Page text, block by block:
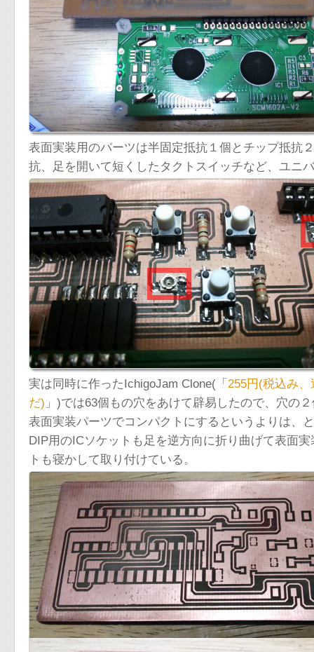
表面実装用のパーツは半固定抵抗１個とチップ抵抗
抗、足を開いて短くしたタクトスイッチなど、ユニ
実は同時に作ったIchigoJam Clone(「 255円(税込み
だ) 」)では63個もの穴をあけて辟易したので、穴の
表面実装パーツでコンパクトにするというよりは、
DIP用のICソケットも足を逆方向に折り曲げて表面
トも寝かして取り付けている。